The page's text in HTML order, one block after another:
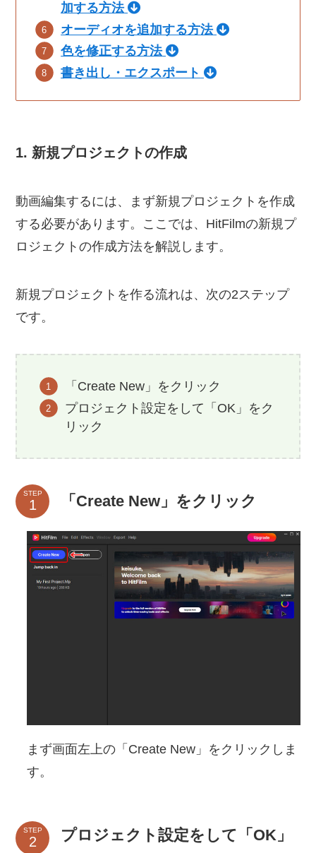
加する方法
オーディオを追加する方法
色を修正する方法
書き出し・エクスポート
1. 新規プロジェクトの作成
動画編集するには、まず新規プロジェクトを作成
する必要があります。ここでは、HitFilmの新規プ
ロジェクトの作成方法を解説します。
新規プロジェクトを作る流れは、次の2ステップ
です。
「Create New」をクリック
プロジェクト設定をして「OK」をク
リック
STEP 「Create New」をクリック
まず画面左上の「Create New」をクリックしま
す。
STEP
プロジェクト設定をして「OK」